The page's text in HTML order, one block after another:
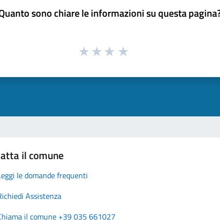
sono chiare le informazioni su questa
il comune
le domande frequenti
Assistenza
il comune +39 035 661027